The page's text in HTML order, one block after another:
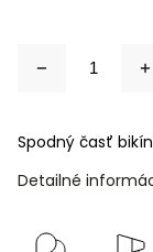
Spodný časť
Detailné